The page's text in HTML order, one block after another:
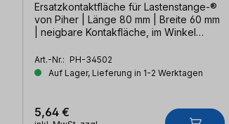
Ersatzkontaktfläche für Lastenstange-®
von Piher | Länge 80 mm | Breite 60 mm
| neigbare Kontakfläche, im Winkel
Art.-Nr.: PH-34502
Auf Lager, Lieferung in 1-2 Werktagen
5,64 €